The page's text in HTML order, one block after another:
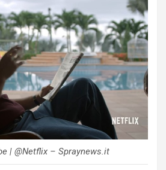
| @Netflix – Spraynews.it